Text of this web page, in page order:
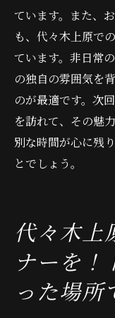
ています。また、
も、代々木上原で
ています。非日常
の独自の雰囲気を
のが最適です。次
を訪れて、その魅
別な時間が心に残
とでしょう。
代々木上
ナーを！
った場所